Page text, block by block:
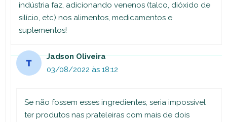
indústria faz, adicionando venenos (talco, dióxido de
silício, etc) nos alimentos, medicamentos e
suplementos!
Jadson Oliveira
03/08/2022 às 18:12
Se não fossem esses ingredientes, seria impossível
ter produtos nas prateleiras com mais de dois